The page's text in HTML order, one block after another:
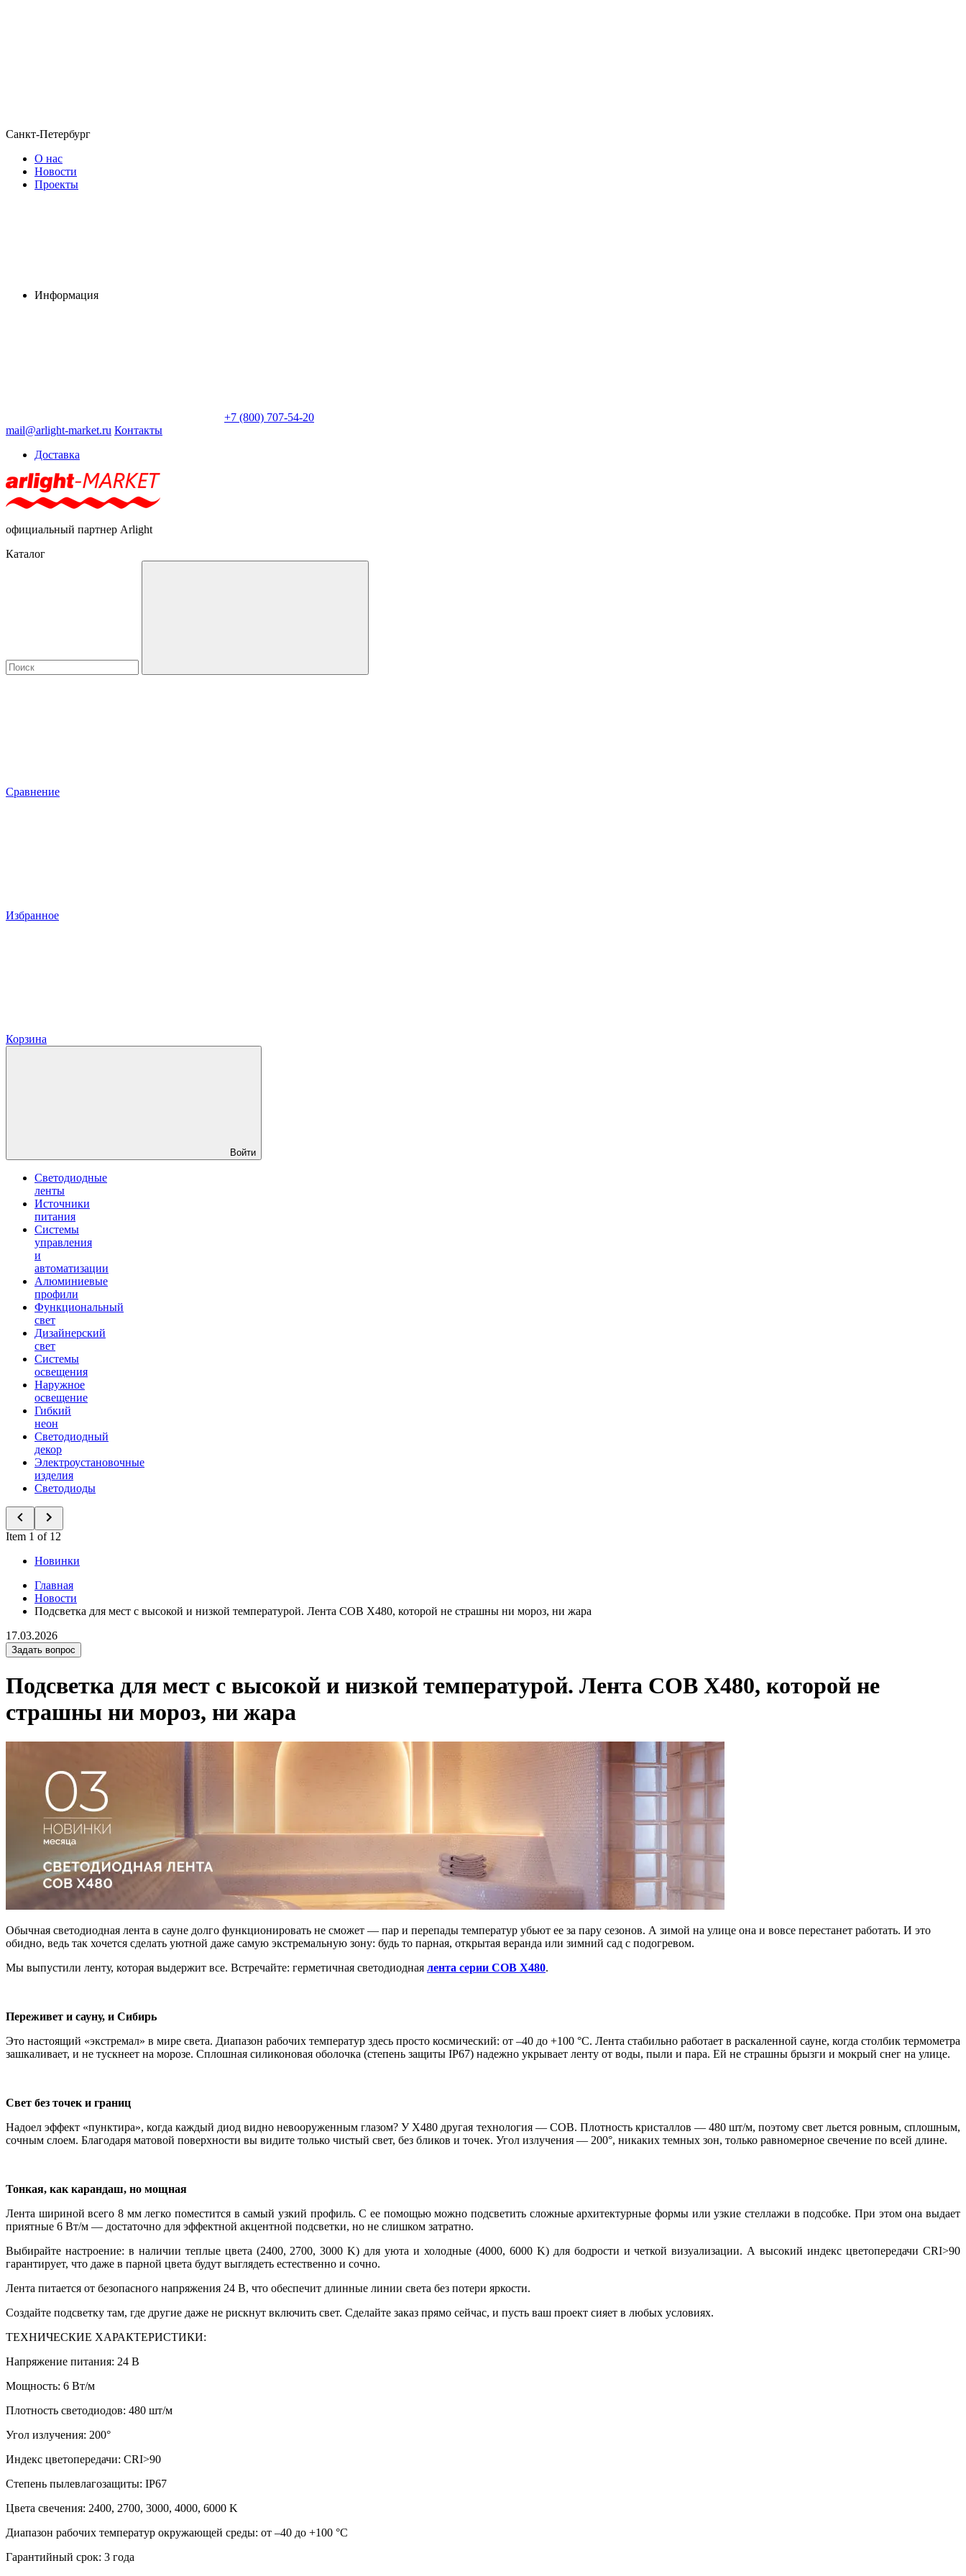
Санкт-Петербург
О нас
Новости
Проекты
Информация
+7 (800) 707-54-20
mail@arlight-market.ru Контакты
Доставка
официальный партнер Arlight
Каталог
Сравнение
Избранное
Корзина
Войти
Светодиодные
ленты
Источники
питания
Системы
управления
и
автоматизации
Алюминиевые
профили
Функциональный
свет
Дизайнерский
свет
Системы
освещения
Наружное
освещение
Гибкий
неон
Светодиодный
декор
Электроустановочные
изделия
Светодиоды
Item 1 of 12
Новинки
Главная
Новости
Подсветка для мест с высокой и низкой температурой. Лента COB X480, которой не страшны ни мороз, ни жара
17.03.2026
Задать вопрос
Подсветка для мест с высокой и низкой температурой. Лента COB X480, которой не
страшны ни мороз, ни жара
Обычная светодиодная лента в сауне долго функционировать не сможет — пар и перепады температур убьют ее за пару сезонов. А зимой на улице она и вовсе перестанет работать. И это
обидно, ведь так хочется сделать уютной даже самую экстремальную зону: будь то парная, открытая веранда или зимний сад с подогревом.
Мы выпустили ленту, которая выдержит все. Встречайте: герметичная светодиодная лента серии COB X480.
Переживет и сауну, и Сибирь
Это настоящий «экстремал» в мире света. Диапазон рабочих температур здесь просто космический: от –40 до +100 °C. Лента стабильно работает в раскаленной сауне, когда столбик термометра
зашкаливает, и не тускнеет на морозе. Сплошная силиконовая оболочка (степень защиты IP67) надежно укрывает ленту от воды, пыли и пара. Ей не страшны брызги и мокрый снег на улице.
Свет без точек и границ
Надоел эффект «пунктира», когда каждый диод видно невооруженным глазом? У X480 другая технология — COB. Плотность кристаллов — 480 шт/м, поэтому свет льется ровным, сплошным,
сочным слоем. Благодаря матовой поверхности вы видите только чистый свет, без бликов и точек. Угол излучения — 200°, никаких темных зон, только равномерное свечение по всей длине.
Тонкая, как карандаш, но мощная
Лента шириной всего 8 мм легко поместится в самый узкий профиль. С ее помощью можно подсветить сложные архитектурные формы или узкие стеллажи в подсобке. При этом она выдает
приятные 6 Вт/м — достаточно для эффектной акцентной подсветки, но не слишком затратно.
Выбирайте настроение: в наличии теплые цвета (2400, 2700, 3000 K) для уюта и холодные (4000, 6000 K) для бодрости и четкой визуализации. А высокий индекс цветопередачи CRI>90
гарантирует, что даже в парной цвета будут выглядеть естественно и сочно.
Лента питается от безопасного напряжения 24 В, что обеспечит длинные линии света без потери яркости.
Создайте подсветку там, где другие даже не рискнут включить свет. Сделайте заказ прямо сейчас, и пусть ваш проект сияет в любых условиях.
ТЕХНИЧЕСКИЕ ХАРАКТЕРИСТИКИ:
Напряжение питания: 24 В
Мощность: 6 Вт/м
Плотность светодиодов: 480 шт/м
Угол излучения: 200°
Индекс цветопередачи: CRI>90
Степень пылевлагозащиты: IP67
Цвета свечения: 2400, 2700, 3000, 4000, 6000 K
Диапазон рабочих температур окружающей среды: от –40 до +100 °C
Гарантийный срок: 3 года